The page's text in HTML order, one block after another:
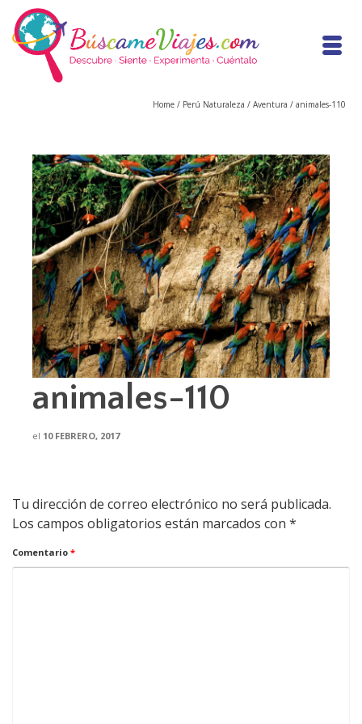
Home / Perú Naturaleza / Aventura / animales-110
animales-110
el 10 FEBRERO, 2017
Tu dirección de correo electrónico no será publicada.
Los campos obligatorios están marcados con *
Comentario *